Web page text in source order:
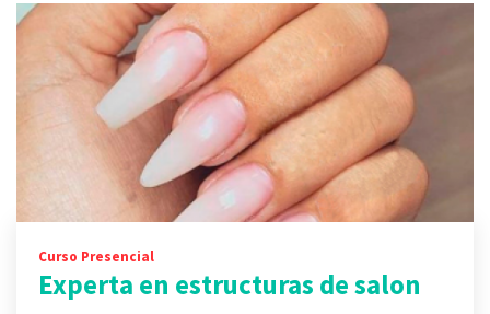
Curso Presencial
Experta en estructuras de salon